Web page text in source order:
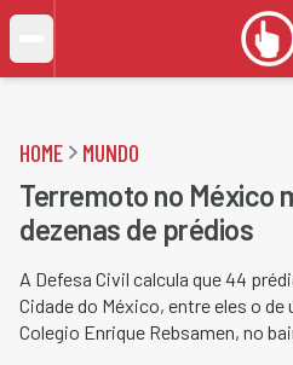
HOME MUNDO
Terremoto no México
dezenas de prédios
A Defesa Civil calcula que 44
Cidade do México, entre eles o
Colegio Enrique Rebsamen, no